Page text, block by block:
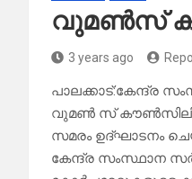
വുമൺസ്
3 years ago
പാലക്കാട്:കേന്ദ്ര
വുമൺ സ്
സമരം ഉദ്ഘാടനം
കേന്ദ്ര സംസ്ഥാന